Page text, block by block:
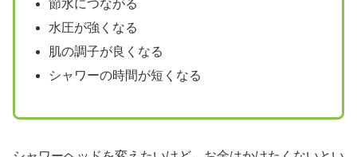
節水につながる
水圧が強くなる
肌の調子が良くなる
シャワーの時間が短くなる